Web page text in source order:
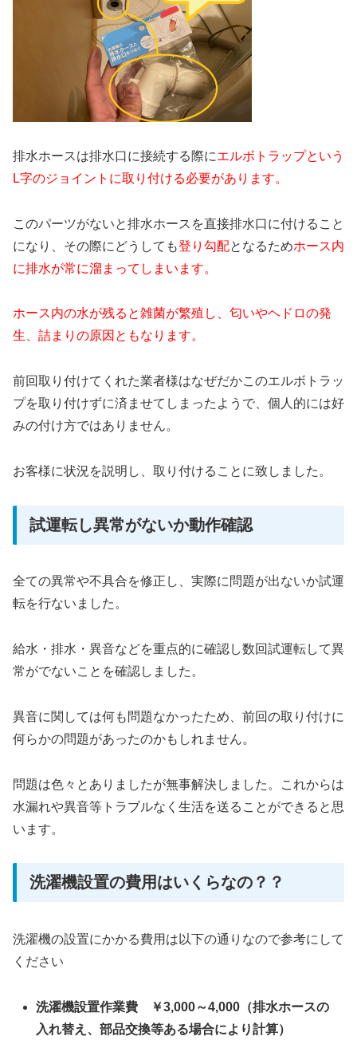
排水ホースは排水口に接続する際にエルボトラップという
L字のジョイントに取り付ける必要があります。
このパーツがないと排水ホースを直接排水口に付けること
になり、その際にどうしても登り勾配となるためホース内
に排水が常に溜まってしまいます。
ホース内の水が残ると雑菌が繁殖し、匂いやヘドロの発
生、詰まりの原因ともなります。
前回取り付けてくれた業者様はなぜだかこのエルボトラッ
プを取り付けずに済ませてしまったようで、個人的には好
みの付け方ではありません。
お客様に状況を説明し、取り付けることに致しました。
試運転し異常がないか動作確認
全ての異常や不具合を修正し、実際に問題が出ないか試運
転を行ないました。
給水・排水・異音などを重点的に確認し数回試運転して異
常がでないことを確認しました。
異音に関しては何も問題なかったため、前回の取り付けに
何らかの問題があったのかもしれません。
問題は色々とありましたが無事解決しました。これからは
水漏れや異音等トラブルなく生活を送ることができると思
います。
洗濯機設置の費用はいくらなの？？
洗濯機の設置にかかる費用は以下の通りなので参考にして
ください
洗濯機設置作業費 ￥3,000～4,000（排水ホースの
入れ替え、部品交換等ある場合により計算）